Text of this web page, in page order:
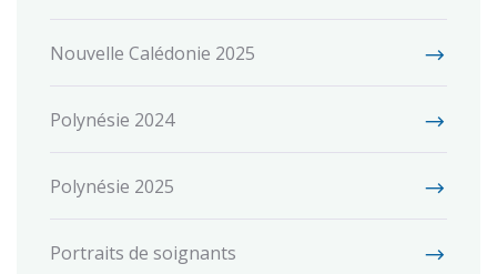
Nouvelle Calédonie 2025
Polynésie 2024
Polynésie 2025
Portraits de soignants